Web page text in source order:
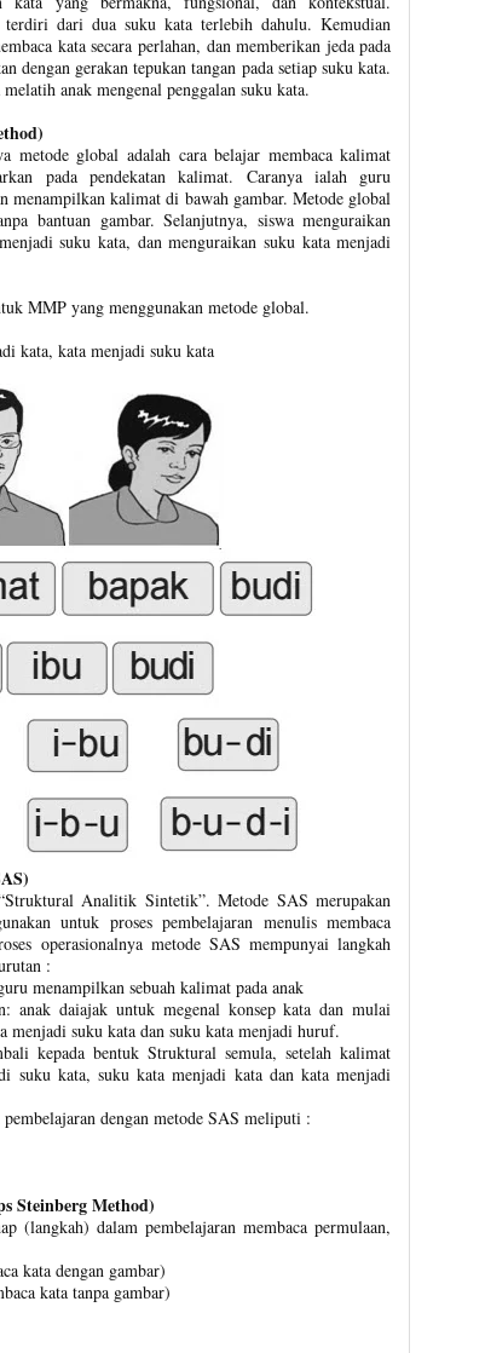
terdiri dari dua suku kata terlebih dahulu. Kemudian
kata secara perlahan, dan memberikan jeda pada
dengan gerakan tepukan tangan pada setiap suku kata.
anak mengenal penggalan suku kata.
metode global adalah cara belajar membaca kalimat
pada pendekatan kalimat. Caranya ialah guru
menampilkan kalimat di bawah gambar. Metode global
bantuan gambar. Selanjutnya, siswa menguraikan
suku kata, dan menguraikan suku kata menjadi
MMP yang menggunakan metode global.
kata, kata menjadi suku kata
Analitik Sintetik”. Metode SAS merupakan
untuk proses pembelajaran menulis membaca
operasionalnya metode SAS mempunyai langkah
:
menampilkan sebuah kalimat pada anak
anak daiajak untuk megenal konsep kata dan mulai
menjadi suku kata dan suku kata menjadi huruf.
kepada bentuk Struktural semula, setelah kalimat
suku kata, suku kata menjadi kata dan kata menjadi
dengan metode SAS meliputi :
Steinberg Method)
(langkah) dalam pembelajaran membaca permulaan,
kata dengan gambar)
kata tanpa gambar)